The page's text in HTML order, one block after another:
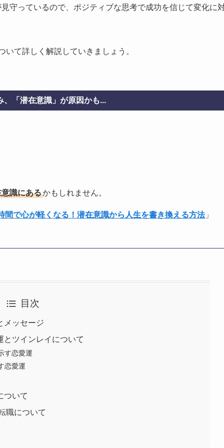
守っているので、ポジティブな思考で成功を信じて変化に
て詳しく解説していきましょう。
、「潜在意識」が原因かも...
識にあるかもしれません。
間で心が軽くなる！潜在意識から人生を書き換える方法」
目次
メッセージ
とツインレイについて
す恋愛運
恋愛運
ついて
職について